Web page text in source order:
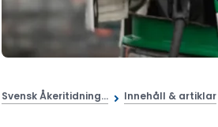
Svensk Åkeritidning... Innehåll & artiklar